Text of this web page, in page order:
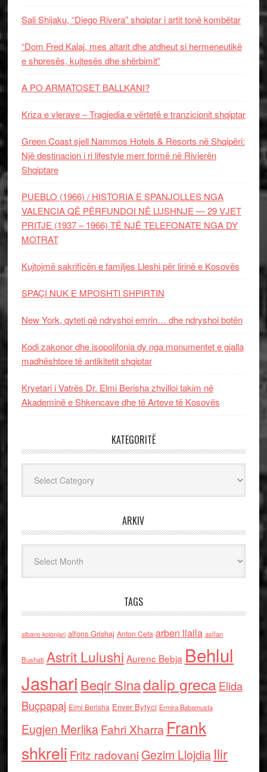
Sali Shijaku, “Diego Rivera” shqiptar i artit tonë kombëtar
“Dom Fred Kalaj, mes altarit dhe atdheut si hermeneutikë
e shpresës, kujtesës dhe shërbimit”
A PO ARMATOSET BALLKANI?
Kriza e vlerave – Tragjedia e vërtetë e tranzicionit shqiptar
Green Coast sjell Nammos Hotels & Resorts në Shqipëri:
Një destinacion i ri lifestyle merr formë në Rivierën
Shqiptare
PUEBLO (1966) / HISTORIA E SPANJOLLES NGA
VALENCIA QË PËRFUNDOI NË LUSHNJE — 29 VJET
PRITJE (1937 – 1966) TË NJË TELEFONATE NGA DY
MOTRAT
Kujtojmë sakrificën e familjes Lleshi për lirinë e Kosovës
SPAÇI NUK E MPOSHTI SHPIRTIN
New York, qyteti që ndryshoi emrin… dhe ndryshoi botën
Kodi zakonor dhe isopolifonia dy nga monumentet e gjalla
madhështore të antikitetit shqiptar
Kryetari i Vatrës Dr. Elmi Berisha zhvilloi takim në
Akademinë e Shkencave dhe të Arteve të Kosovës
KATEGORITË
ARKIV
TAGS
albano kolonjari alfons Grishaj Anton Cefa arben llalla asllan
Bushati Astrit Lulushi Aurenc Bebja Behlul
Jashari Beqir Sinadalip grecaElida
Buçpapaj Elmi Berisha Enver Bytyci Ermira Babamusta
Eugjen MerlikaFahri Xharra Frank
shkreli Fritz radovaniGezim Llojdia Ilir